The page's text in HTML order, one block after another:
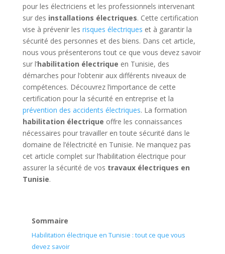
pour les électriciens et les professionnels intervenant
sur des installations électriques. Cette certification
vise à prévenir les risques électriques et à garantir la
sécurité des personnes et des biens. Dans cet article,
nous vous présenterons tout ce que vous devez savoir
sur l’habilitation électrique en Tunisie, des
démarches pour l’obtenir aux différents niveaux de
compétences. Découvrez l’importance de cette
certification pour la sécurité en entreprise et la
prévention des accidents électriques. La formation
habilitation électrique offre les connaissances
nécessaires pour travailler en toute sécurité dans le
domaine de l’électricité en Tunisie. Ne manquez pas
cet article complet sur l’habilitation électrique pour
assurer la sécurité de vos travaux électriques en
Tunisie.
Sommaire
Habilitation électrique en Tunisie : tout ce que vous
devez savoir